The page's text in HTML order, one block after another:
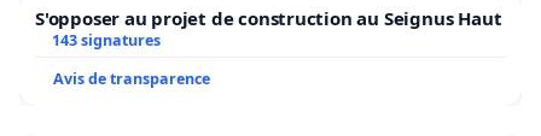
S'opposer au projet de construction au Seignus Haut
143 signatures
Avis de transparence